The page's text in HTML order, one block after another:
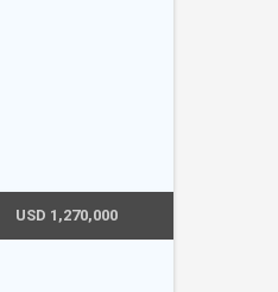
USD 1,270,000